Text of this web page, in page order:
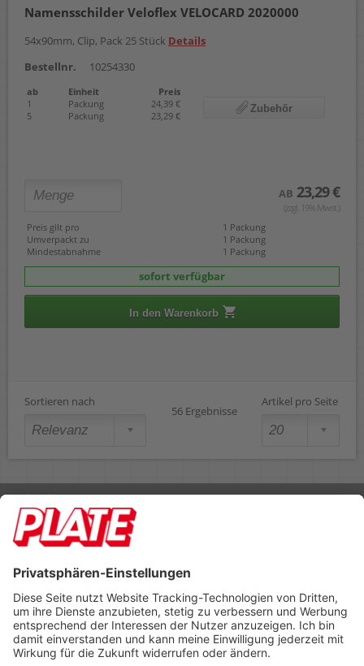
Namensschilder Veloflex VELOCARD 2020000
54x90mm, Clip, Pack 25 Stück Details
Bestellnr.
10254330
ab Einheit
Preis
1
Packung
24,39 €
5
Packung 23,29 €
Zubehör
AB 23,29 €
(zzgl. 19% Mwst.)
Preis gilt pro
1 Packung
Umverpackt zu
1 Packung
Mindestabnahme
1 Packung
sofort verfügbar
In den Warenkorb
Sortieren nach
56 Ergebnisse
Artikel pro Seite
Rufen Sie uns an 04298 401-0
Lieferbedingungen Impressum
Footer anzeigen
PLATE Büromaterial Vertriebs GmbH
Hilligenwarf 5